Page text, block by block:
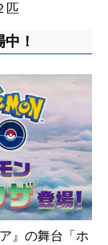
匹
！
』の舞台「ホ